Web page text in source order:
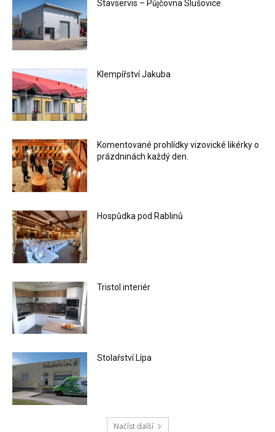
Stavservis – Půjčovna Slušovice
Klempířství Jakuba
Komentované prohlídky vizovické likérky o
prázdninách každý den.
Hospůdka pod Rablinů
Tristol interiér
Stolařství Lípa
Načíst další